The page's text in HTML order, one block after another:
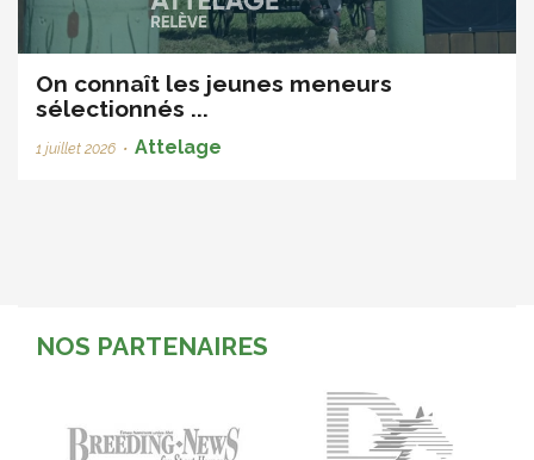
On connaît les jeunes meneurs
sélectionnés ...
1 juillet 2026 • Attelage
NOS PARTENAIRES